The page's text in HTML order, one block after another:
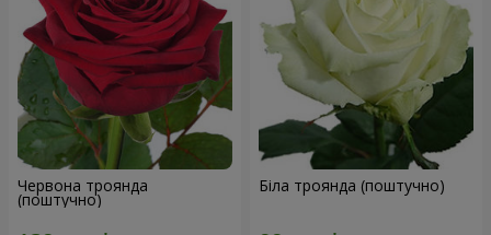
Червона троянда
(поштучно)
Біла троянда (поштучно)